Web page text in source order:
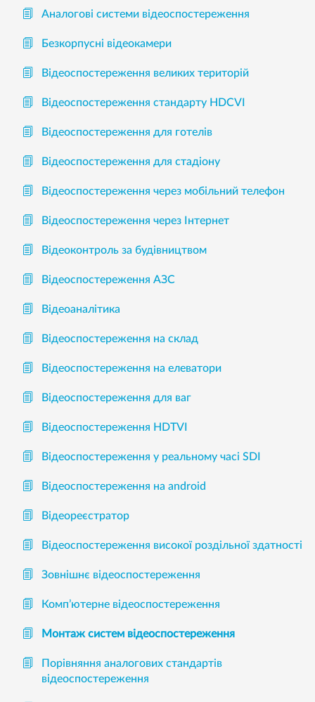
Аналогові системи відеоспостереження
Безкорпусні відеокамери
Відеоспостереження великих територій
Відеоспостереження стандарту HDCVI
Відеоспостереження для готелів
Відеоспостереження для стадіону
Відеоспостереження через мобільний телефон
Відеоспостереження через Інтернет
Відеоконтроль за будівництвом
Відеоспостереження АЗС
Відеоаналітика
Відеоспостереження на склад
Відеоспостереження на елеватори
Відеоспостереження для ваг
Відеоспостереження HDTVI
Відеоспостереження у реальному часі SDI
Відеоспостереження на android
Відеореєстратор
Відеоспостереження високої роздільної здатності
Зовнішнє відеоспостереження
Комп’ютерне відеоспостереження
Монтаж систем відеоспостереження
Порівняння аналогових стандартів
відеоспостереження